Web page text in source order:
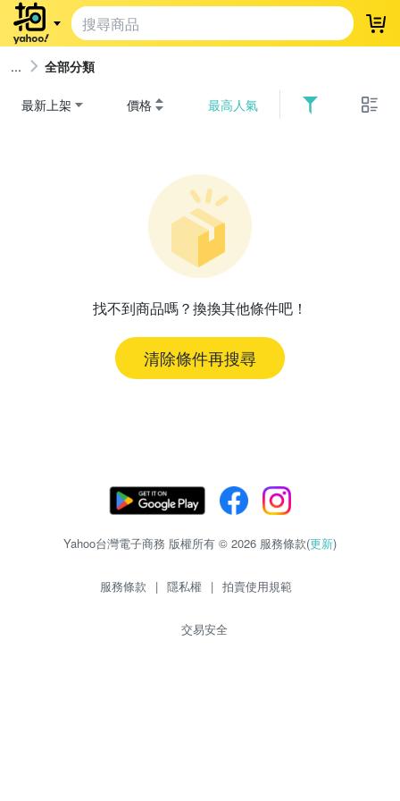
登
全部分類
最新上架 價格 最高人氣
找不到商品嗎？換換其他條件吧！
清除條件再搜尋
Yahoo台灣電子商務 版權所有 © 2026 服務條款(更新)
服務條款 | 隱私權 | 拍賣使用規範
交易安全